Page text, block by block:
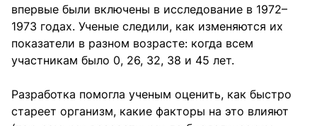
впервые были включены в исследование в 1972–
1973 годах. Ученые следили, как изменяются их
показатели в разном возрасте: когда всем
участникам было 0, 26, 32, 38 и 45 лет.
Разработка помогла ученым оценить, как быстро
стареет организм, какие факторы на это влияют